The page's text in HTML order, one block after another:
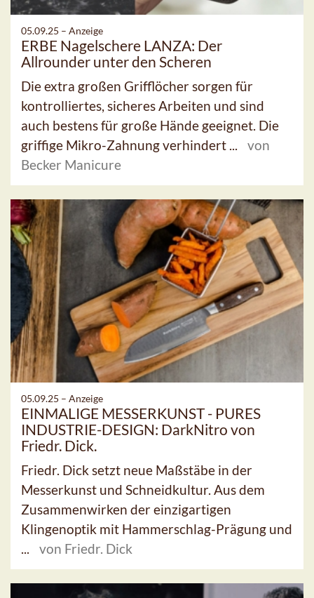
05.09.25 – Anzeige
ERBE Nagelschere LANZA: Der
Allrounder unter den Scheren
Die extra großen Grifflöcher sorgen für
kontrolliertes, sicheres Arbeiten und sind
auch bestens für große Hände geeignet. Die
griffige Mikro-Zahnung verhindert ...
von
Becker Manicure
05.09.25 – Anzeige
EINMALIGE MESSERKUNST - PURES
INDUSTRIE-DESIGN: DarkNitro von
Friedr. Dick.
Friedr. Dick setzt neue Maßstäbe in der
Messerkunst und Schneidkultur. Aus dem
Zusammenwirken der einzigartigen
Klingenoptik mit Hammerschlag-Prägung und
...
von Friedr. Dick